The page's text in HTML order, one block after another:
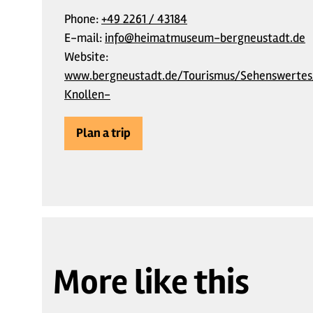
Phone:+49 2261 / 43184
E-mail: info@heimatmuseum-bergneustadt.de
Website:
www.bergneustadt.de/Tourismus/
Knollen-
Plan a trip
More like this